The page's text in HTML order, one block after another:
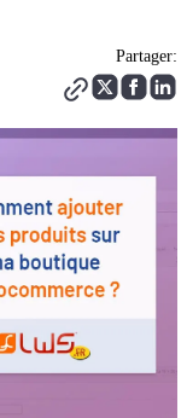
Partager: